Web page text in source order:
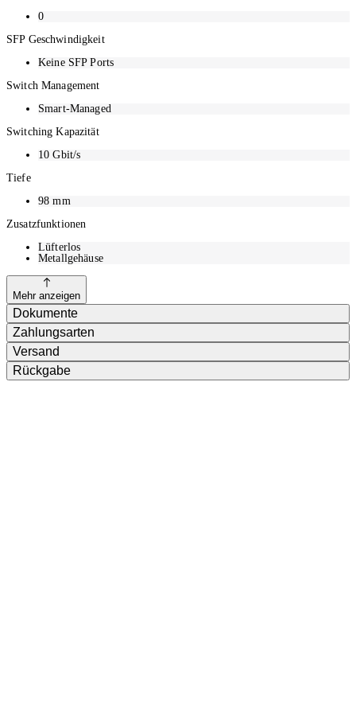
0
SFP Geschwindigkeit
Keine SFP Ports
Switch Management
Smart-Managed
Switching Kapazität
10Gbit/s
Tiefe
98mm
Zusatzfunktionen
Lüfterlos
Metallgehäuse
Mehr anzeigen
Dokumente
Zahlungsarten
Versand
Rückgabe